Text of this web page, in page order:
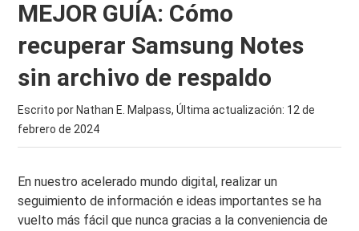
MEJOR GUÍA: Cómo
recuperar Samsung Notes
sin archivo de respaldo
Escrito por Nathan E. Malpass, Última actualización: 12 de
febrero de 2024
En nuestro acelerado mundo digital, realizar un
seguimiento de información e ideas importantes se ha
vuelto más fácil que nunca gracias a la conveniencia de